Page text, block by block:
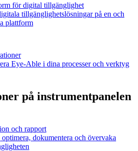
för digital tillgänglighet
tillgänglighetslösningar på en och
plattform
Eye-Able i dina processer och verktyg
på instrumentpanelen
och rapport
optimera, dokumentera och övervaka